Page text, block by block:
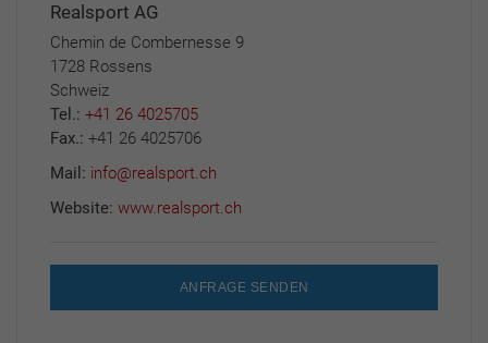
Realsport AG
Chemin de Combernesse 9
1728 Rossens
Schweiz
Tel.: +41 26 4025705
Fax.: +41 26 4025706
Mail: info@realsport.ch
Website: www.realsport.ch
ANFRAGE SENDEN